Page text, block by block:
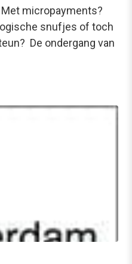
micropayments?
snufjes of toch
De ondergang van